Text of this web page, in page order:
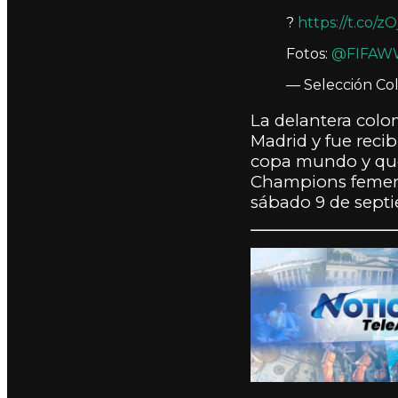
? https://t.co/
Fotos:
— Selección
La delantera
Madrid y fue
copa mundo y
Champions
sábado 9 de